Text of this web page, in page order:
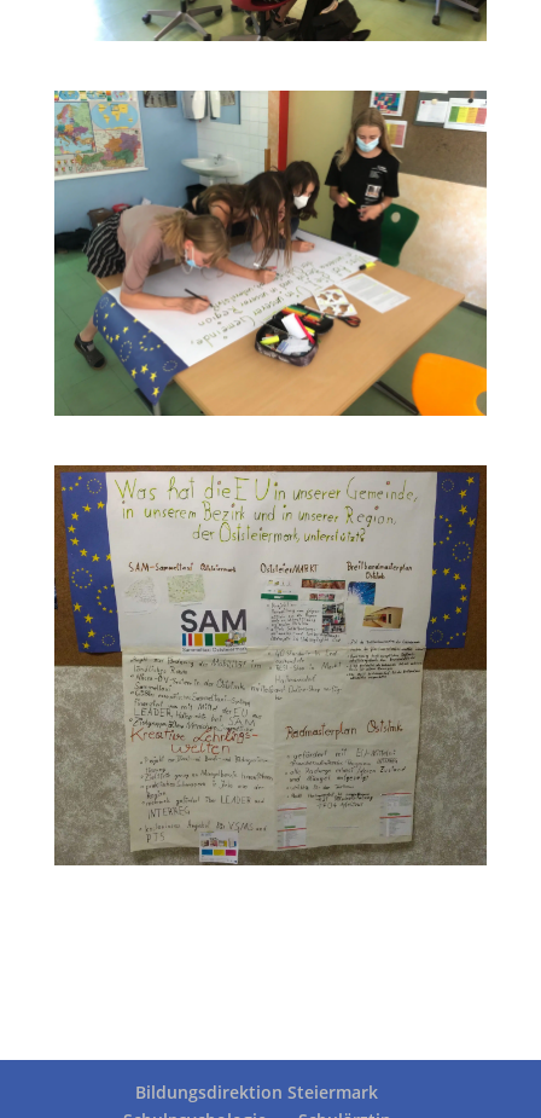
Bildungsdirektion Steiermark